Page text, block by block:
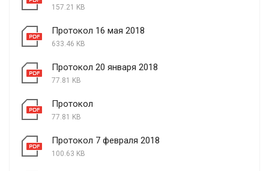
157.21 KB
Протокол 16 мая 2018
633.46 KB
Протокол 20 января 2018
77.81 KB
Протокол
77.81 KB
Протокол 7 февраля 2018
100.63 KB